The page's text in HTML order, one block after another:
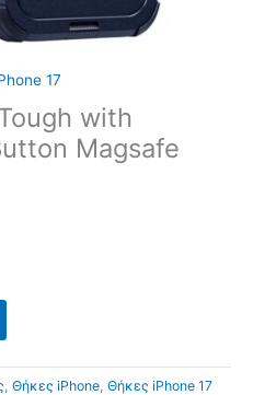
17
with
Magsafe
Θήκες iPhone Θήκες iPhone 17